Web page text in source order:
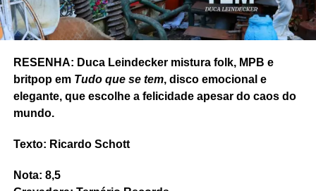
RESENHA: Duca Leindecker mistura folk, MPB e
britpop em Tudo que se tem, disco emocional e
elegante, que escolhe a felicidade apesar do caos do
mundo.
Texto: Ricardo Schott
Nota: 8,5